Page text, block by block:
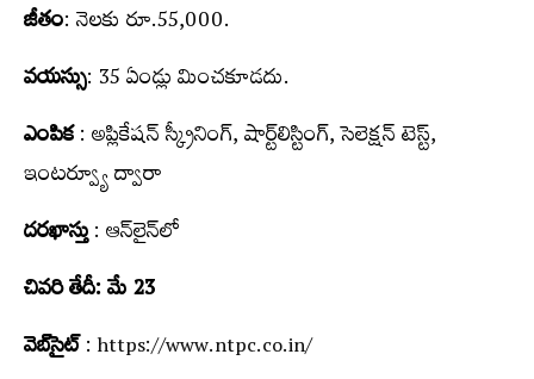
జీతం: నెలకు రూ.55,000.
వయ‌స్సు: 35 ఏండ్లు మించకూడదు.
ఎంపిక: అప్లికేషన్‌ స్క్రీనింగ్, షార్ట్‌లిస్టింగ్, సెలెక్షన్‌ టెస్ట్‌,
ఇంటర్వ్యూ ద్వారా
దరఖాస్తు: ఆన్‌లైన్‌లో
చివరి తేదీ: మే 23
వెబ్‌సైట్:https://www.ntpc.co.in/